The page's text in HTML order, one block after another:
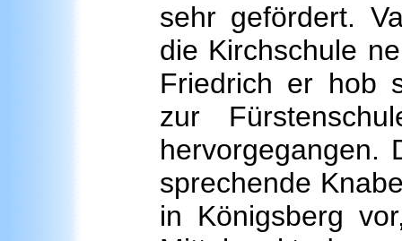
sehr gefördert.
die Kirchschule
Friedrich er hob
zur
hervorgegangen.
sprechende
in Königsberg